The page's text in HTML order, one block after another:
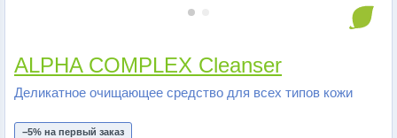
ALPHA COMPLEX Cleanser
Деликатное очищающее средство для всех типов кожи
−5% на первый заказ